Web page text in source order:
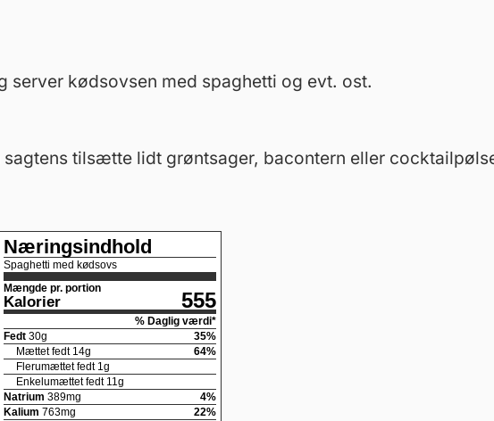
server kødsovsen med spaghetti og evt. ost.
tilsætte lidt grøntsager, bacontern eller
Næringsindhold
Spaghetti med kødsovs
Mængde pr. portion
Kalorier 555
% Daglig værdi*
Fedt 30g 35%
Mættet fedt 14g 64%
Flerumættet fedt 1g
Enkelumættet fedt 11g
Natrium 389mg 4%
Kalium 763mg 22%